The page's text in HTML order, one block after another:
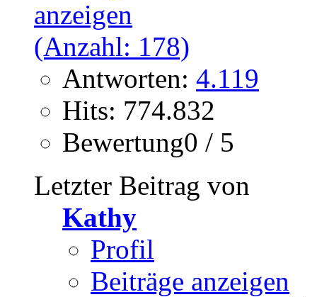
Antworten: 4.119
Hits: 774.832
Bewertung0 / 5
Letzter Beitrag von
Kathy
Profil
Beiträge anzeigen